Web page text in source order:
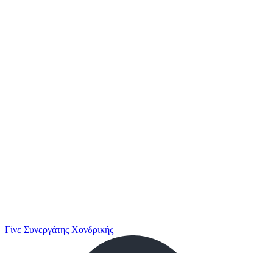
Γίνε Συνεργάτης Χονδρικής